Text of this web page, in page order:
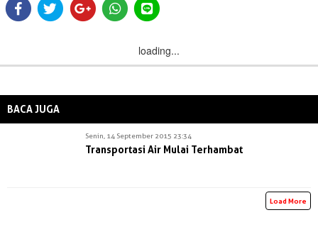
loading...
BACA JUGA
Senin, 14 September 2015 23:34
Transportasi Air Mulai Terhambat
Load More